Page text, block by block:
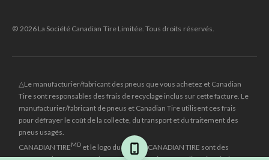
© 2026 La Société Canadian Tire Limitée. Tous droits réservés.
△Le manufacturier/fabricant des pneus que vous achetez et Canadian
Tire sont responsables des frais de recyclage inclus sur cette facture. Le
manufacturier/fabricant de pneus et Canadian Tire utilisent ces frais
pour défrayer le coût de la collecte, du transport et du traitement des
pneus usagés.
CANADIAN TIREMD et le logo du triangle CANADIAN TIRE sont des